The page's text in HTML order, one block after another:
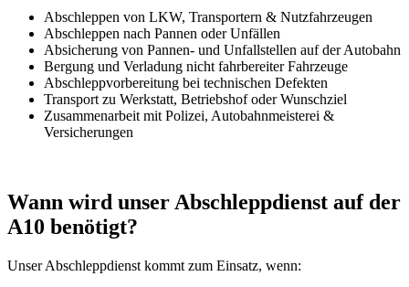
Abschleppen von LKW, Transportern & Nutzfahrzeugen
Abschleppen nach Pannen oder Unfällen
Absicherung von Pannen- und Unfallstellen auf der Autobahn
Bergung und Verladung nicht fahrbereiter Fahrzeuge
Abschleppvorbereitung bei technischen Defekten
Transport zu Werkstatt, Betriebshof oder Wunschziel
Zusammenarbeit mit Polizei, Autobahnmeisterei &
Versicherungen
Wann wird unser Abschleppdienst auf der
A10 benötigt?
Unser Abschleppdienst kommt zum Einsatz, wenn: